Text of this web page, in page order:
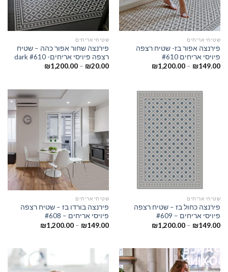
שטיחי אריחים
פירנצה אפור בז- שטיח רצפה
פיויסי אריחים #610
₪149.00
–
₪1,200.00
שטיחי אריחים
פירנצה שחור אפור כהה – שטיח
רצפה פיויסי אריחים- dark #610
₪20.00
–
₪1,200.00
שטיחי אריחים
פירנצה כחול בז – שטיח רצפה
פיויסי אריחים – #609
₪149.00
–
₪1,200.00
שטיחי אריחים
פירנצה בורדו בז – שטיח רצפה
פיויסי אריחים – #608
₪149.00
–
₪1,200.00